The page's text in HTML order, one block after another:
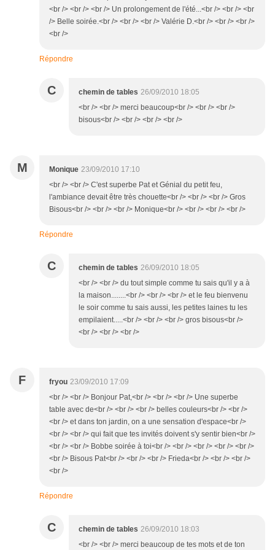
<br /> <br /> <br /> Un prolongement de l'été...<br /> <br /> <br
/> Belle soirée.<br /> <br /> <br /> Valérie D.<br /> <br /> <br />
<br />
Répondre
C chemin de tables 26/09/2010 18:05
<br /> <br /> merci beaucoup<br /> <br /> <br />
bisous<br /> <br /> <br /> <br />
M Monique 23/09/2010 17:10
<br /> <br /> C'est superbe Pat et Génial du petit feu,
l'ambiance devait être très chouette<br /> <br /> <br /> Gros
Bisous<br /> <br /> <br /> Monique<br /> <br /> <br /> <br />
Répondre
C chemin de tables 26/09/2010 18:05
<br /> <br /> du tout simple comme tu sais qu'il y a à
la maison........<br /> <br /> <br /> et le feu bienvenu
le soir comme tu sais aussi, les petites laines tu les
empilaient.....<br /> <br /> <br /> gros bisous<br />
<br /> <br /> <br />
F fryou 23/09/2010 17:09
<br /> <br /> Bonjour Pat,<br /> <br /> <br /> Une superbe
table avec de<br /> <br /> <br /> belles couleurs<br /> <br />
<br /> et dans ton jardin, on a une sensation d'espace<br />
<br /> <br /> qui fait que tes invités doivent s'y sentir bien<br />
<br /> <br /> Bobbe soirée à toi<br /> <br /> <br /> <br /> <br />
<br /> Bisous Pat<br /> <br /> <br /> Frieda<br /> <br /> <br />
<br />
Répondre
C chemin de tables 26/09/2010 18:03
<br /> <br /> merci beaucoup de tes mots et de ton